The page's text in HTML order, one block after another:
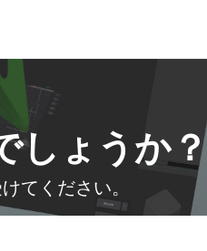
しょうか？
てください。